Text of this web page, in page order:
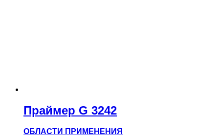
Праймер G 3242
ОБЛАСТИ ПРИМЕНЕНИЯ